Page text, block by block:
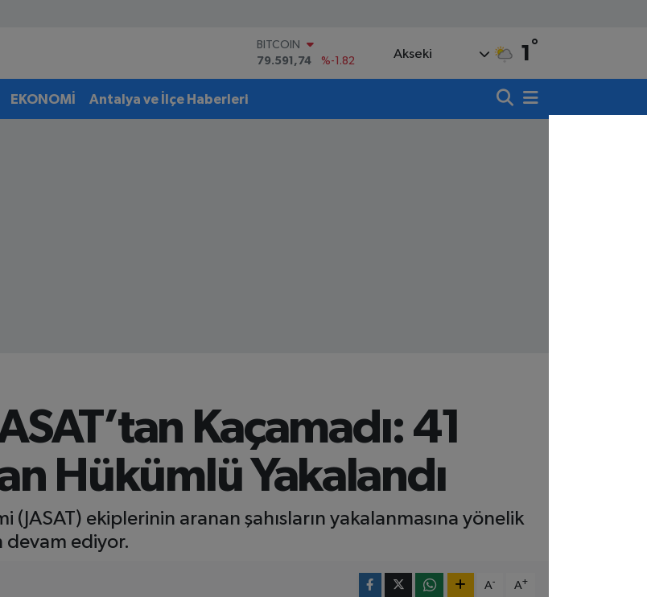
79.591,74
DOLAR
STERLİN
Akseki 1 °
EKONOMİ Antalya ve İlçe Haberleri
Kaçamadı: 41
Hükümlü Yakalandı
(JASAT) ekiplerinin aranan şahısların yakalanmasına yönelik
devam ediyor.
A- A+